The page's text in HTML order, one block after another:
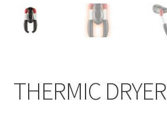
THERMIC DRYER